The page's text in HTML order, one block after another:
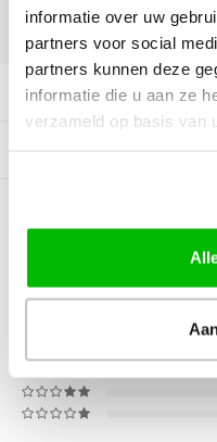
informatie over uw
partners voor social
partners kunnen deze
informatie die u aan ze
verzameld op basis van
Productomschrijving
0Reviews